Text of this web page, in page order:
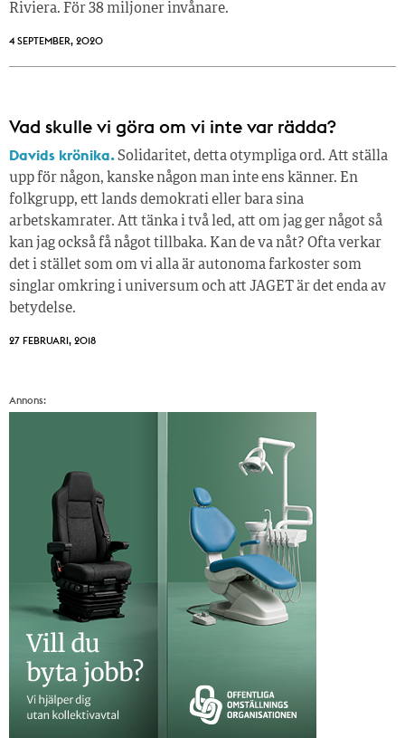
Riviera. För 38 miljoner invånare.
4 SEPTEMBER, 2020
Vad skulle vi göra om vi inte var rädda?
Davids krönika.Solidaritet, detta otympliga ord. Att ställa
upp för någon, kanske någon man inte ens känner. En
folkgrupp, ett lands demokrati eller bara sina
arbetskamrater. Att tänka i två led, att om jag ger något så
kan jag också få något tillbaka. Kan de va nåt? Ofta verkar
det i stället som om vi alla är autonoma farkoster som
singlar omkring i universum och att JAGET är det enda av
betydelse.
27 FEBRUARI, 2018
Annons: